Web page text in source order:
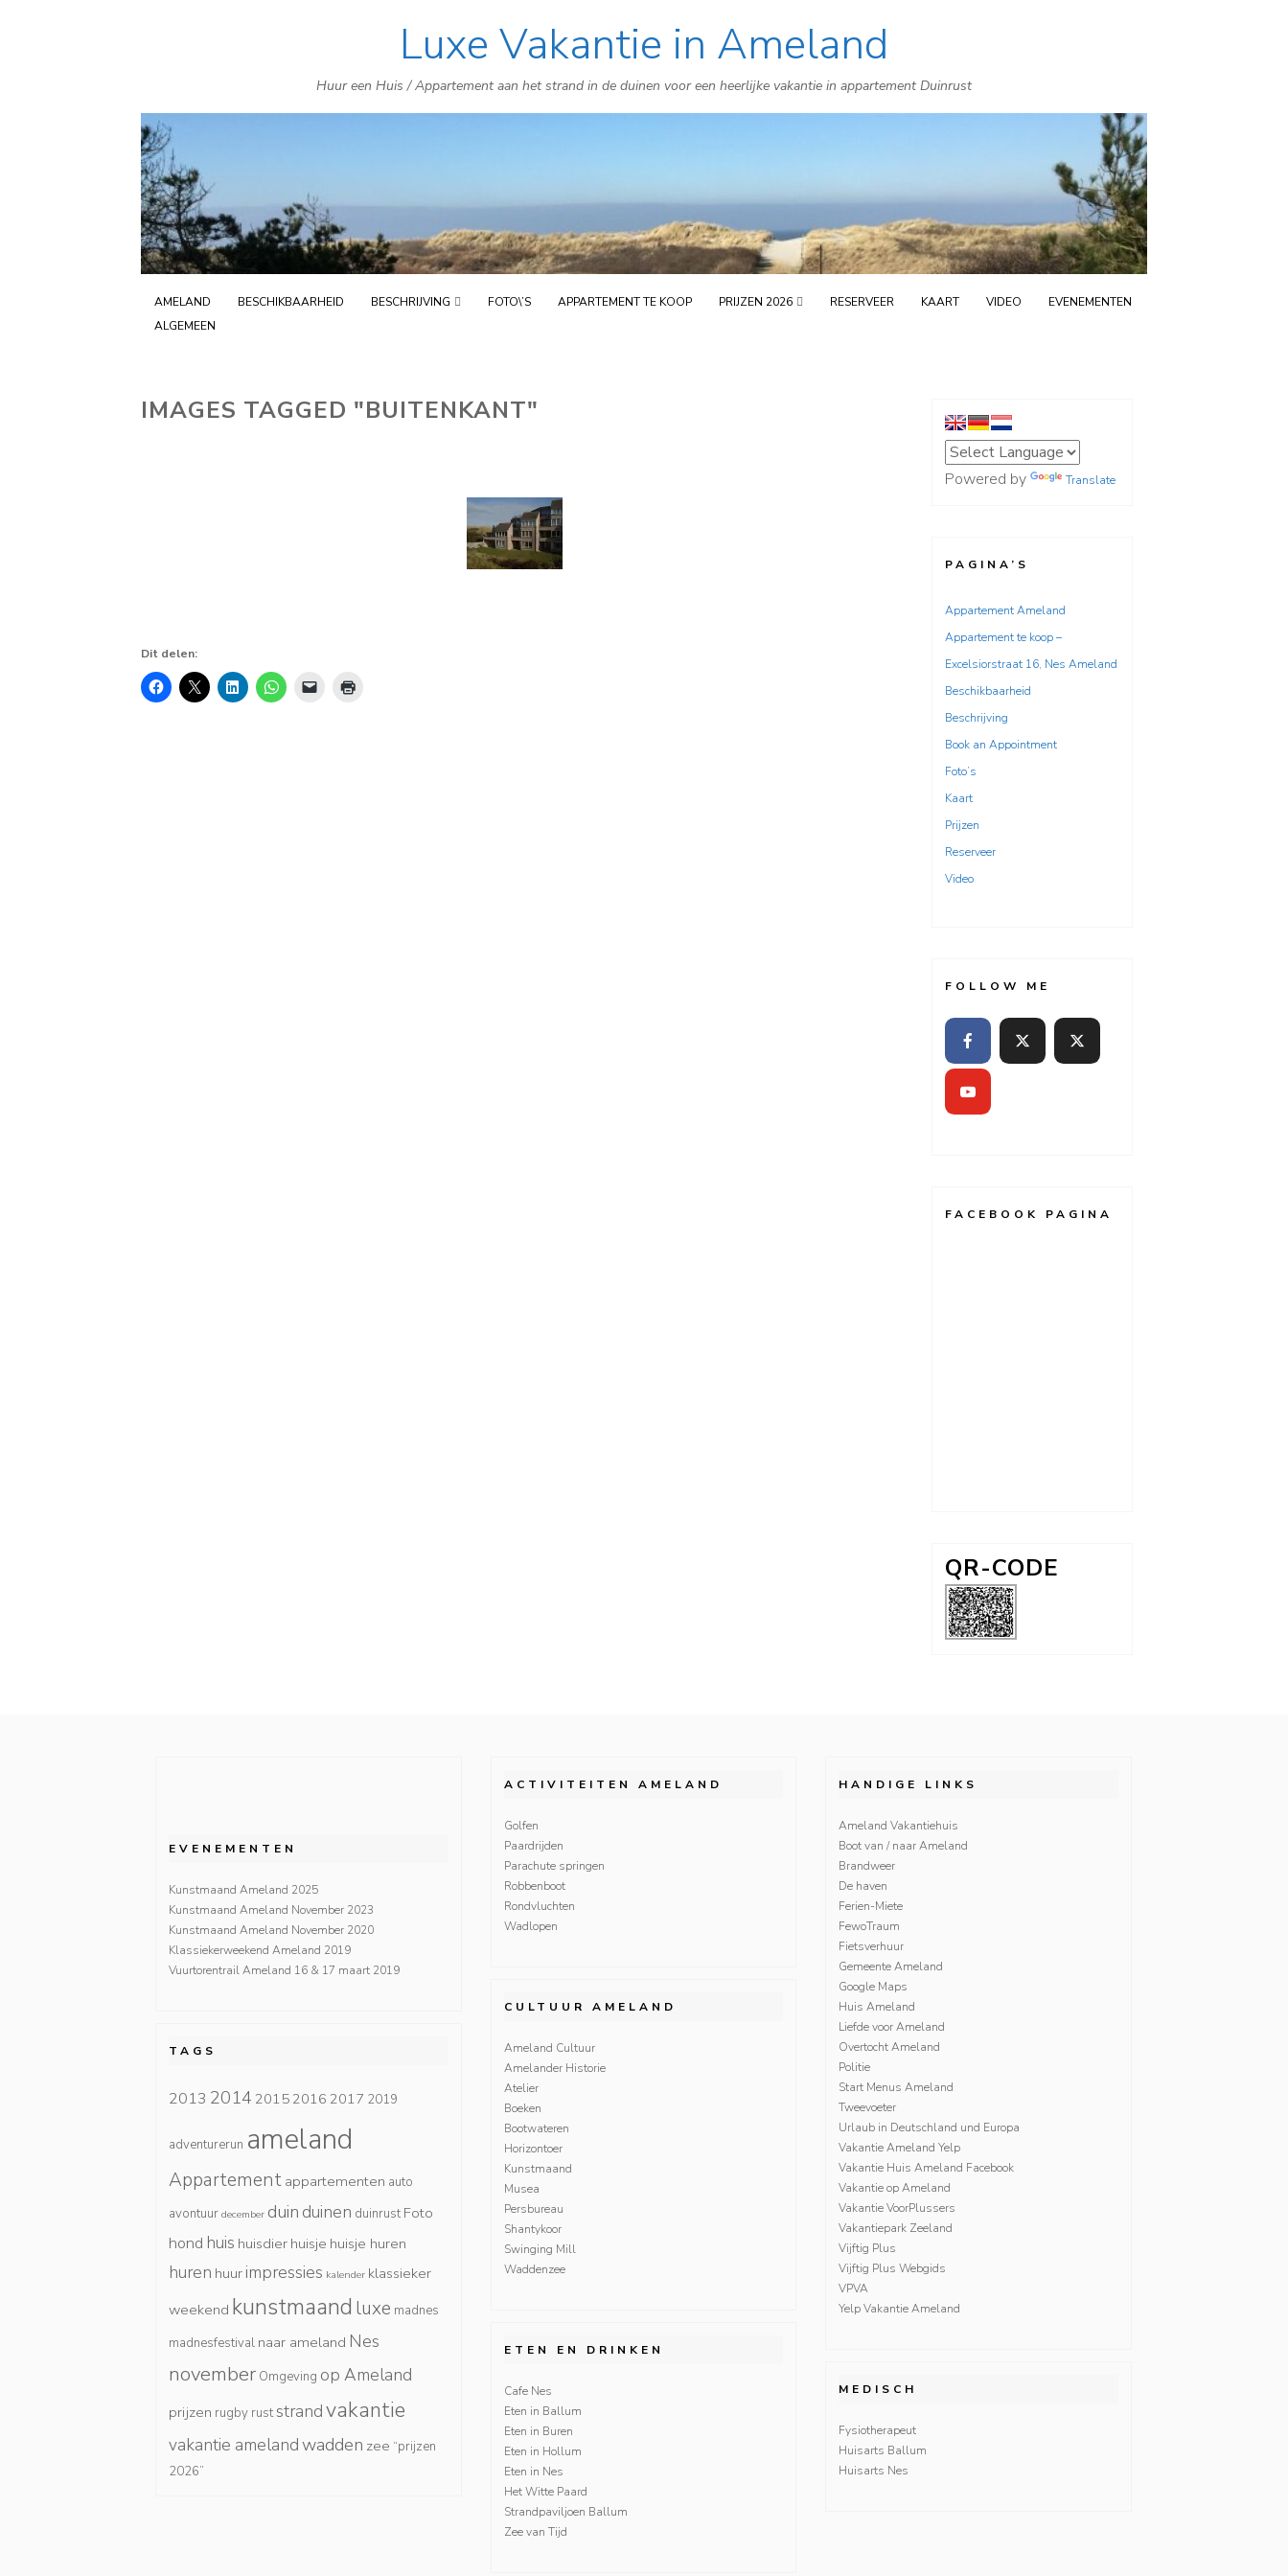
Skip
to
content
Luxe Vakantie in Ameland
Huur een Huis / Appartement aan het strand in de duinen voor een heerlijke vakantie in appartement Duinrust
AMELAND BESCHIKBAARHEID BESCHRIJVING FOTO\’S APPARTEMENT TE KOOP PRIJZEN 2026 RESERVEER KAART VIDEO
EVENEMENTEN
ALGEMEEN
IMAGES TAGGED "BUITENKANT"
Dit delen:
Powered by Translate
PAGINA’S
Appartement Ameland
Appartement te koop –
Excelsiorstraat 16, Nes Ameland
Beschikbaarheid
Beschrijving
Book an Appointment
Foto’s
Kaart
Prijzen
Reserveer
Video
FOLLOW ME
FACEBOOK PAGINA
QR-CODE
EVENEMENTEN
Kunstmaand Ameland 2025
Kunstmaand Ameland November 2023
Kunstmaand Ameland November 2020
Klassiekerweekend Ameland 2019
Vuurtorentrail Ameland 16 & 17 maart 2019
TAGS
2013 2014 2015 2016 2017 2019
adventurerun ameland
Appartement appartementen auto
avontuur december duin duinen duinrust Foto
hond huis huisdier huisje huisje huren
huren huur impressies kalender klassieker
weekend kunstmaand luxe madnes
madnesfestival naar ameland Nes
november Omgeving op Ameland
prijzen rugby ruststrandvakantie
vakantie amelandwadden zee “prijzen
2026”
ACTIVITEITEN AMELAND
Golfen
Paardrijden
Parachute springen
Robbenboot
Rondvluchten
Wadlopen
CULTUUR AMELAND
Ameland Cultuur
Amelander Historie
Atelier
Boeken
Bootwateren
Horizontoer
Kunstmaand
Musea
Persbureau
Shantykoor
Swinging Mill
Waddenzee
ETEN EN DRINKEN
Cafe Nes
Eten in Ballum
Eten in Buren
Eten in Hollum
Eten in Nes
Het Witte Paard
Strandpaviljoen Ballum
Zee van Tijd
HANDIGE LINKS
Ameland Vakantiehuis
Boot van / naar Ameland
Brandweer
De haven
Ferien-Miete
FewoTraum
Fietsverhuur
Gemeente Ameland
Google Maps
Huis Ameland
Liefde voor Ameland
Overtocht Ameland
Politie
Start Menus Ameland
Tweevoeter
Urlaub in Deutschland und Europa
Vakantie Ameland Yelp
Vakantie Huis Ameland Facebook
Vakantie op Ameland
Vakantie VoorPlussers
Vakantiepark Zeeland
Vijftig Plus
Vijftig Plus Webgids
VPVA
Yelp Vakantie Ameland
MEDISCH
Fysiotherapeut
Huisarts Ballum
Huisarts Nes